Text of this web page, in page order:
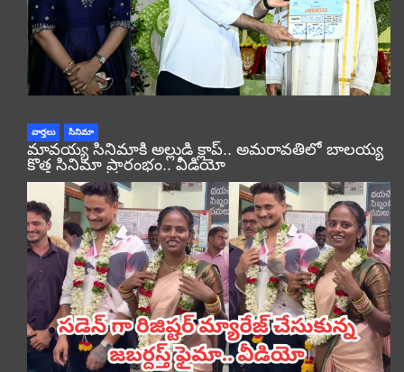
వార్తలు సినిమా
మావయ్య సినిమాకి అల్లుడి క్లాప్.. అమరావతిలో బాలయ్య
కొత్త సినిమా ప్రారంభం.. వీడియో